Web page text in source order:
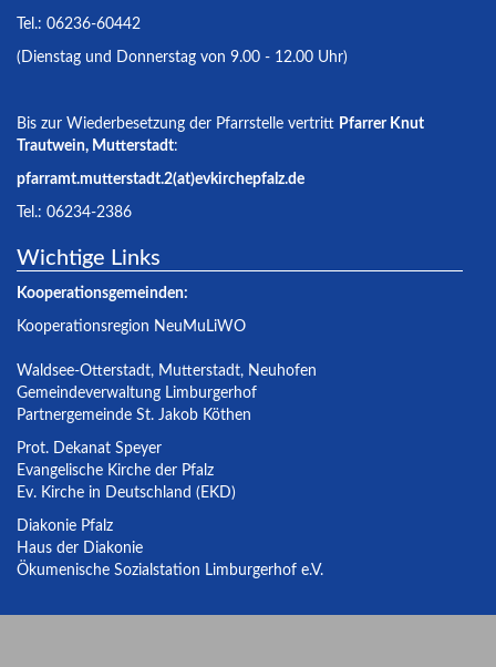
Tel.: 06236-60442
(Dienstag und Donnerstag von 9.00 - 12.00 Uhr)
Bis zur Wiederbesetzung der Pfarrstelle vertritt Pfarrer Knut
Trautwein, Mutterstadt:
pfarramt.mutterstadt.2(at)evkirchepfalz.de
Tel.: 06234-2386
Wichtige Links
Kooperationsgemeinden:
Kooperationsregion NeuMuLiWO
Waldsee-Otterstadt, Mutterstadt, Neuhofen
Gemeindeverwaltung Limburgerhof
Partnergemeinde St. Jakob Köthen
Prot. Dekanat Speyer
Evangelische Kirche der Pfalz
Ev. Kirche in Deutschland (EKD)
Diakonie Pfalz
Haus der Diakonie
Ökumenische Sozialstation Limburgerhof e.V.